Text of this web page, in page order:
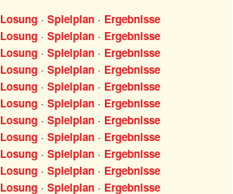
Losung · Spielplan · Ergebnisse
Losung · Spielplan · Ergebnisse
Losung · Spielplan · Ergebnisse
Losung · Spielplan · Ergebnisse
Losung · Spielplan · Ergebnisse
Losung · Spielplan · Ergebnisse
Losung · Spielplan · Ergebnisse
Losung · Spielplan · Ergebnisse
Losung · Spielplan · Ergebnisse
Losung · Spielplan · Ergebnisse
Losung · Spielplan · Ergebnisse